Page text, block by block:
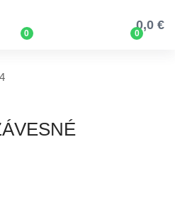
0 0
0,0 €